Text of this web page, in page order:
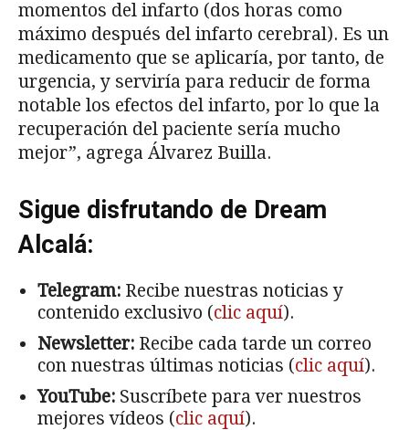
momentos del infarto (dos horas como
máximo después del infarto cerebral). Es un
medicamento que se aplicaría, por tanto, de
urgencia, y serviría para reducir de forma
notable los efectos del infarto, por lo que la
recuperación del paciente sería mucho
mejor”, agrega Álvarez Builla.
Sigue disfrutando de Dream
Alcalá:
Telegram: Recibe nuestras noticias y
contenido exclusivo (clic aquí).
Newsletter: Recibe cada tarde un correo
con nuestras últimas noticias (clic aquí).
YouTube: Suscríbete para ver nuestros
mejores vídeos (clic aquí).